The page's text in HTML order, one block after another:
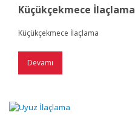
Küçükçekmece İlaçlama
Küçükçekmece İlaçlama
Devamı